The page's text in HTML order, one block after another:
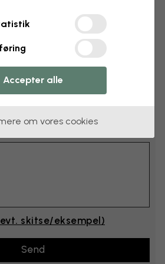
og højden
kommentarer
skitse/eksempel)
Accepter alle
om vores cookies